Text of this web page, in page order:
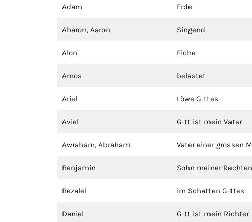
Adam Erde
Aharon, Aaron Singend
Alon Eiche
Amos belastet
Ariel Löwe G-ttes
Aviel G-tt ist mein Vater
Awraham, Abraham Vater einer grossen
Benjamin Sohn meiner Rechten
Bezalel im Schatten G-ttes
Daniel G-tt ist mein Richter